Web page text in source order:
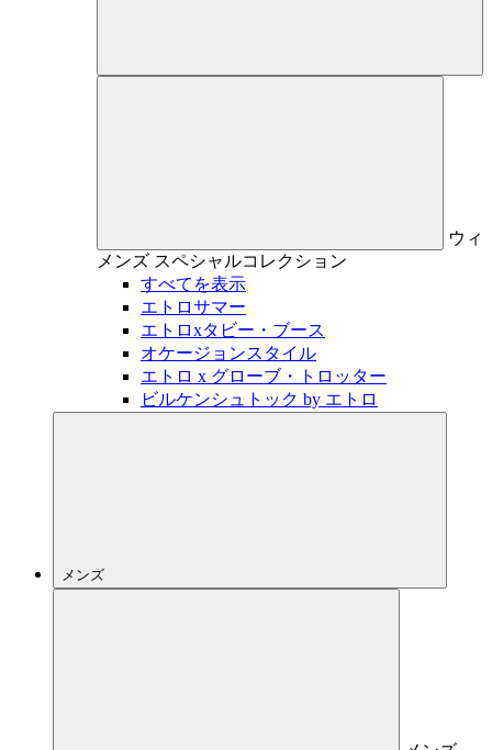
ウィ
メンズ スペシャルコレクション
すべてを表示
エトロサマー
エトロxタビー・ブース
オケージョンスタイル
エトロ x グローブ・トロッター
ビルケンシュトック by エトロ
メンズ